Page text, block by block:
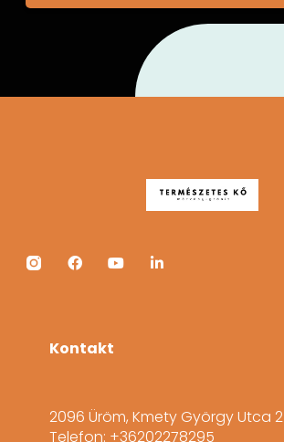
Kontakt
2096 Üröm, Kmety György Utca 2
Telefon: +36202278295